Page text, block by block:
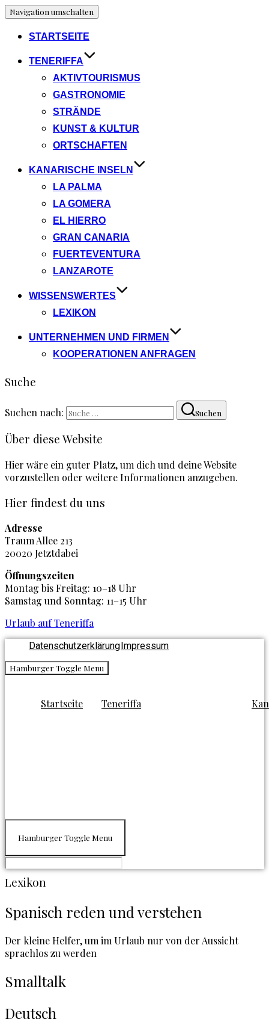
Navigation umschalten
STARTSEITE
TENERIFFA
AKTIVTOURISMUS
GASTRONOMIE
STRÄNDE
KUNST & KULTUR
ORTSCHAFTEN
KANARISCHE INSELN
LA PALMA
LA GOMERA
EL HIERRO
GRAN CANARIA
FUERTEVENTURA
LANZAROTE
WISSENSWERTES
LEXIKON
UNTERNEHMEN UND FIRMEN
KOOPERATIONEN ANFRAGEN
Suche
Suchen nach: Suchen
Über diese Website
Hier wäre ein guter Platz, um dich und deine Website
vorzustellen oder weitere Informationen anzugeben.
Hier findest du uns
Adresse
Traum Allee 213
20020 Jetztdabei
Öffnungszeiten
Montag bis Freitag: 10–18 Uhr
Samstag und Sonntag: 11–15 Uhr
Urlaub auf Teneriffa
Datenschutzerklärung Impressum
Hamburger Toggle Menu
Startseite Teneriffa
Hamburger Toggle Menu
Lexikon
Spanisch reden und verstehen
Der kleine Helfer, um im Urlaub nur von der Aussicht
sprachlos zu werden
Smalltalk
Deutsch